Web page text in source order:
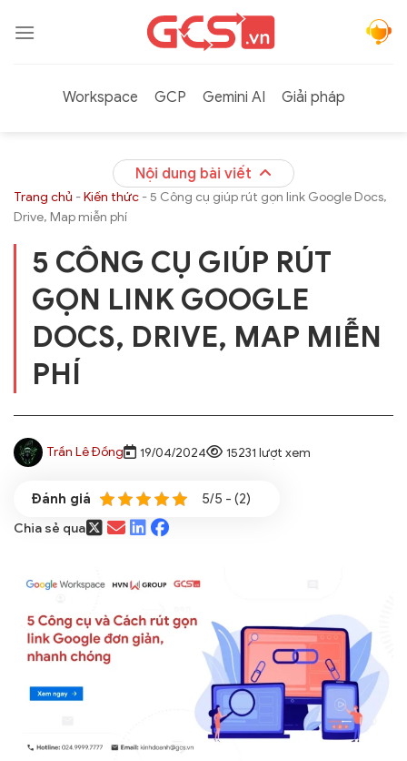
qua
Workspace
GCP Gemini AI Giải pháp
Nội dung bài viết
Trang chủ -Kiến thức -5 Công cụ giúp rút gọn link Google Docs,
Drive, Map miễn phí
5 CÔNG CỤ GIÚP RÚT
GỌN LINK GOOGLE
DOCS, DRIVE, MAP MIỄN
PHÍ
Trần Lê Đồng 19/04/2024 15231 lượt xem
5/5 - (2)
Chia sẻ qua